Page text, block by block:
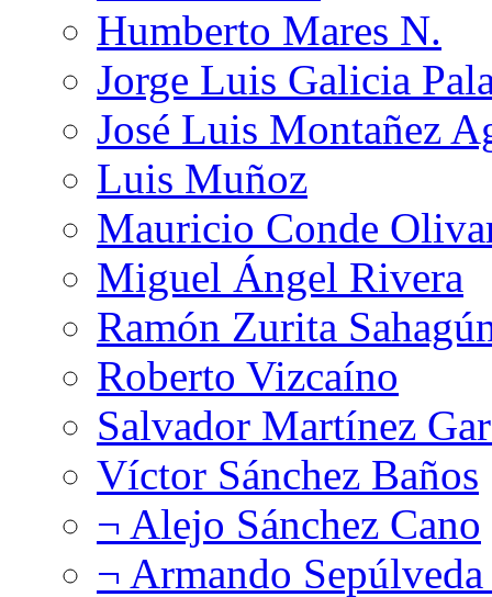
Humberto Mares N.
Jorge Luis Galicia
José Luis Montañez
Luis Muñoz
Mauricio Conde
Miguel Ángel Rivera
Ramón Zurita
Roberto Vizcaíno
Salvador Martínez
Víctor Sánchez Baños
¬ Alejo Sánchez Cano
¬ Armando